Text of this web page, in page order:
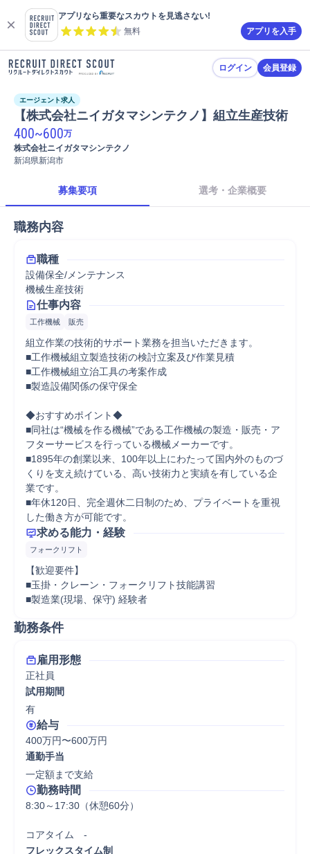
アプリなら重要なスカウトを見逃さない!
無料
アプリを入手
ログイン 会員登録
エージェント求人
【株式会社ニイガタマシンテクノ】組立生産技術
400~600万
株式会社ニイガタマシンテクノ
新潟県新潟市
募集要項 選考・企業概要
職務内容
職種
設備保全/メンテナンス
機械生産技術
仕事内容
工作機械 販売
組立作業の技術的サポート業務を担当いただきます。
■工作機械組立製造技術の検討立案及び作業見積
■工作機械組立治工具の考案作成
■製造設備関係の保守保全
◆おすすめポイント◆
■同社は“機械を作る機械”である工作機械の製造・販売・ア
フターサービスを行っている機械メーカーです。
■1895年の創業以来、100年以上にわたって国内外のものづ
くりを支え続けている、高い技術力と実績を有している企
業です。
■年休120日、完全週休二日制のため、プライベートを重視
した働き方が可能です。
求める能力・経験
フォークリフト
【歓迎要件】
■玉掛・クレーン・フォークリフト技能講習
■製造業(現場、保守) 経験者
勤務条件
雇用形態
正社員
試用期間
有
給与
400万円〜600万円
通勤手当
一定額まで支給
勤務時間
8:30～17:30（休憩60分）
コアタイム　-
フレックスタイム制